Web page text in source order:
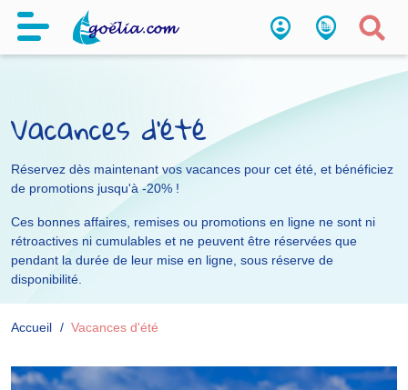
Vacances d'été
Réservez dès maintenant vos vacances pour cet été, et bénéficiez
de promotions jusqu'à -20% !
Ces bonnes affaires, remises ou promotions en ligne ne sont ni
rétroactives ni cumulables et ne peuvent être réservées que
pendant la durée de leur mise en ligne, sous réserve de
disponibilité.
Accueil Vacances d'été